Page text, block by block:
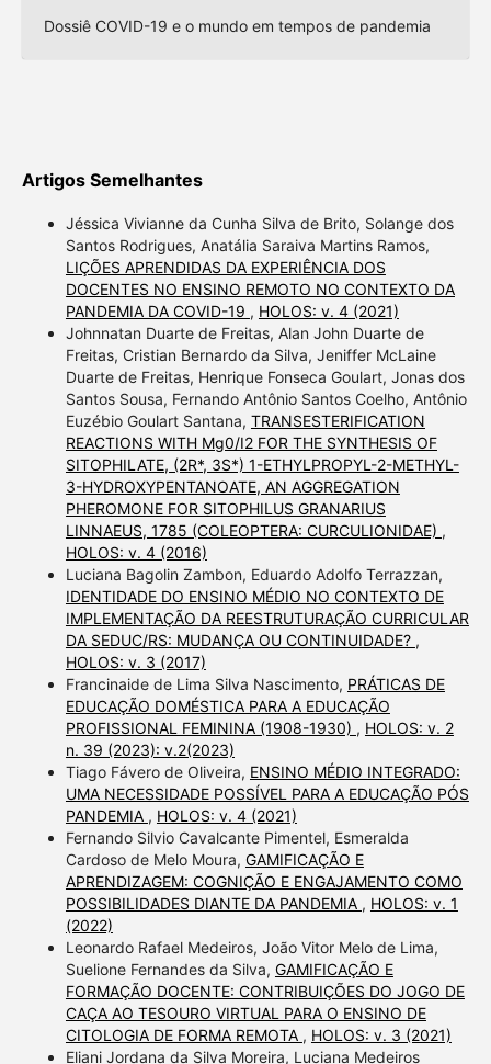
Dossiê COVID-19 e o mundo em tempos de pandemia
Artigos Semelhantes
Jéssica Vivianne da Cunha Silva de Brito, Solange dos
Santos Rodrigues, Anatália Saraiva Martins Ramos,
LIÇÕES APRENDIDAS DA EXPERIÊNCIA DOS
DOCENTES NO ENSINO REMOTO NO CONTEXTO DA
PANDEMIA DA COVID-19 , HOLOS: v. 4 (2021)
Johnnatan Duarte de Freitas, Alan John Duarte de
Freitas, Cristian Bernardo da Silva, Jeniffer McLaine
Duarte de Freitas, Henrique Fonseca Goulart, Jonas dos
Santos Sousa, Fernando Antônio Santos Coelho, Antônio
Euzébio Goulart Santana, TRANSESTERIFICATION
REACTIONS WITH Mg0/I2 FOR THE SYNTHESIS OF
SITOPHILATE, (2R*, 3S*) 1-ETHYLPROPYL-2-METHYL-
3-HYDROXYPENTANOATE, AN AGGREGATION
PHEROMONE FOR SITOPHILUS GRANARIUS
LINNAEUS, 1785 (COLEOPTERA: CURCULIONIDAE) ,
HOLOS: v. 4 (2016)
Luciana Bagolin Zambon, Eduardo Adolfo Terrazzan,
IDENTIDADE DO ENSINO MÉDIO NO CONTEXTO DE
IMPLEMENTAÇÃO DA REESTRUTURAÇÃO CURRICULAR
DA SEDUC/RS: MUDANÇA OU CONTINUIDADE? ,
HOLOS: v. 3 (2017)
Francinaide de Lima Silva Nascimento, PRÁTICAS DE
EDUCAÇÃO DOMÉSTICA PARA A EDUCAÇÃO
PROFISSIONAL FEMININA (1908-1930) , HOLOS: v. 2
n. 39 (2023): v.2(2023)
Tiago Fávero de Oliveira, ENSINO MÉDIO INTEGRADO:
UMA NECESSIDADE POSSÍVEL PARA A EDUCAÇÃO PÓS
PANDEMIA , HOLOS: v. 4 (2021)
Fernando Silvio Cavalcante Pimentel, Esmeralda
Cardoso de Melo Moura, GAMIFICAÇÃO E
APRENDIZAGEM: COGNIÇÃO E ENGAJAMENTO COMO
POSSIBILIDADES DIANTE DA PANDEMIA , HOLOS: v. 1
(2022)
Leonardo Rafael Medeiros, João Vitor Melo de Lima,
Suelione Fernandes da Silva, GAMIFICAÇÃO E
FORMAÇÃO DOCENTE: CONTRIBUIÇÕES DO JOGO DE
CAÇA AO TESOURO VIRTUAL PARA O ENSINO DE
CITOLOGIA DE FORMA REMOTA , HOLOS: v. 3 (2021)
Eliani Jordana da Silva Moreira, Luciana Medeiros